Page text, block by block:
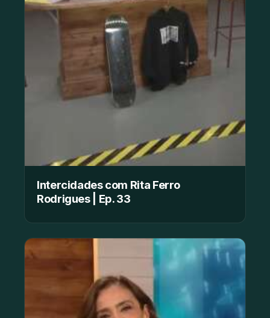
Intercidades com Rita Ferro
Rodrigues | Ep. 33